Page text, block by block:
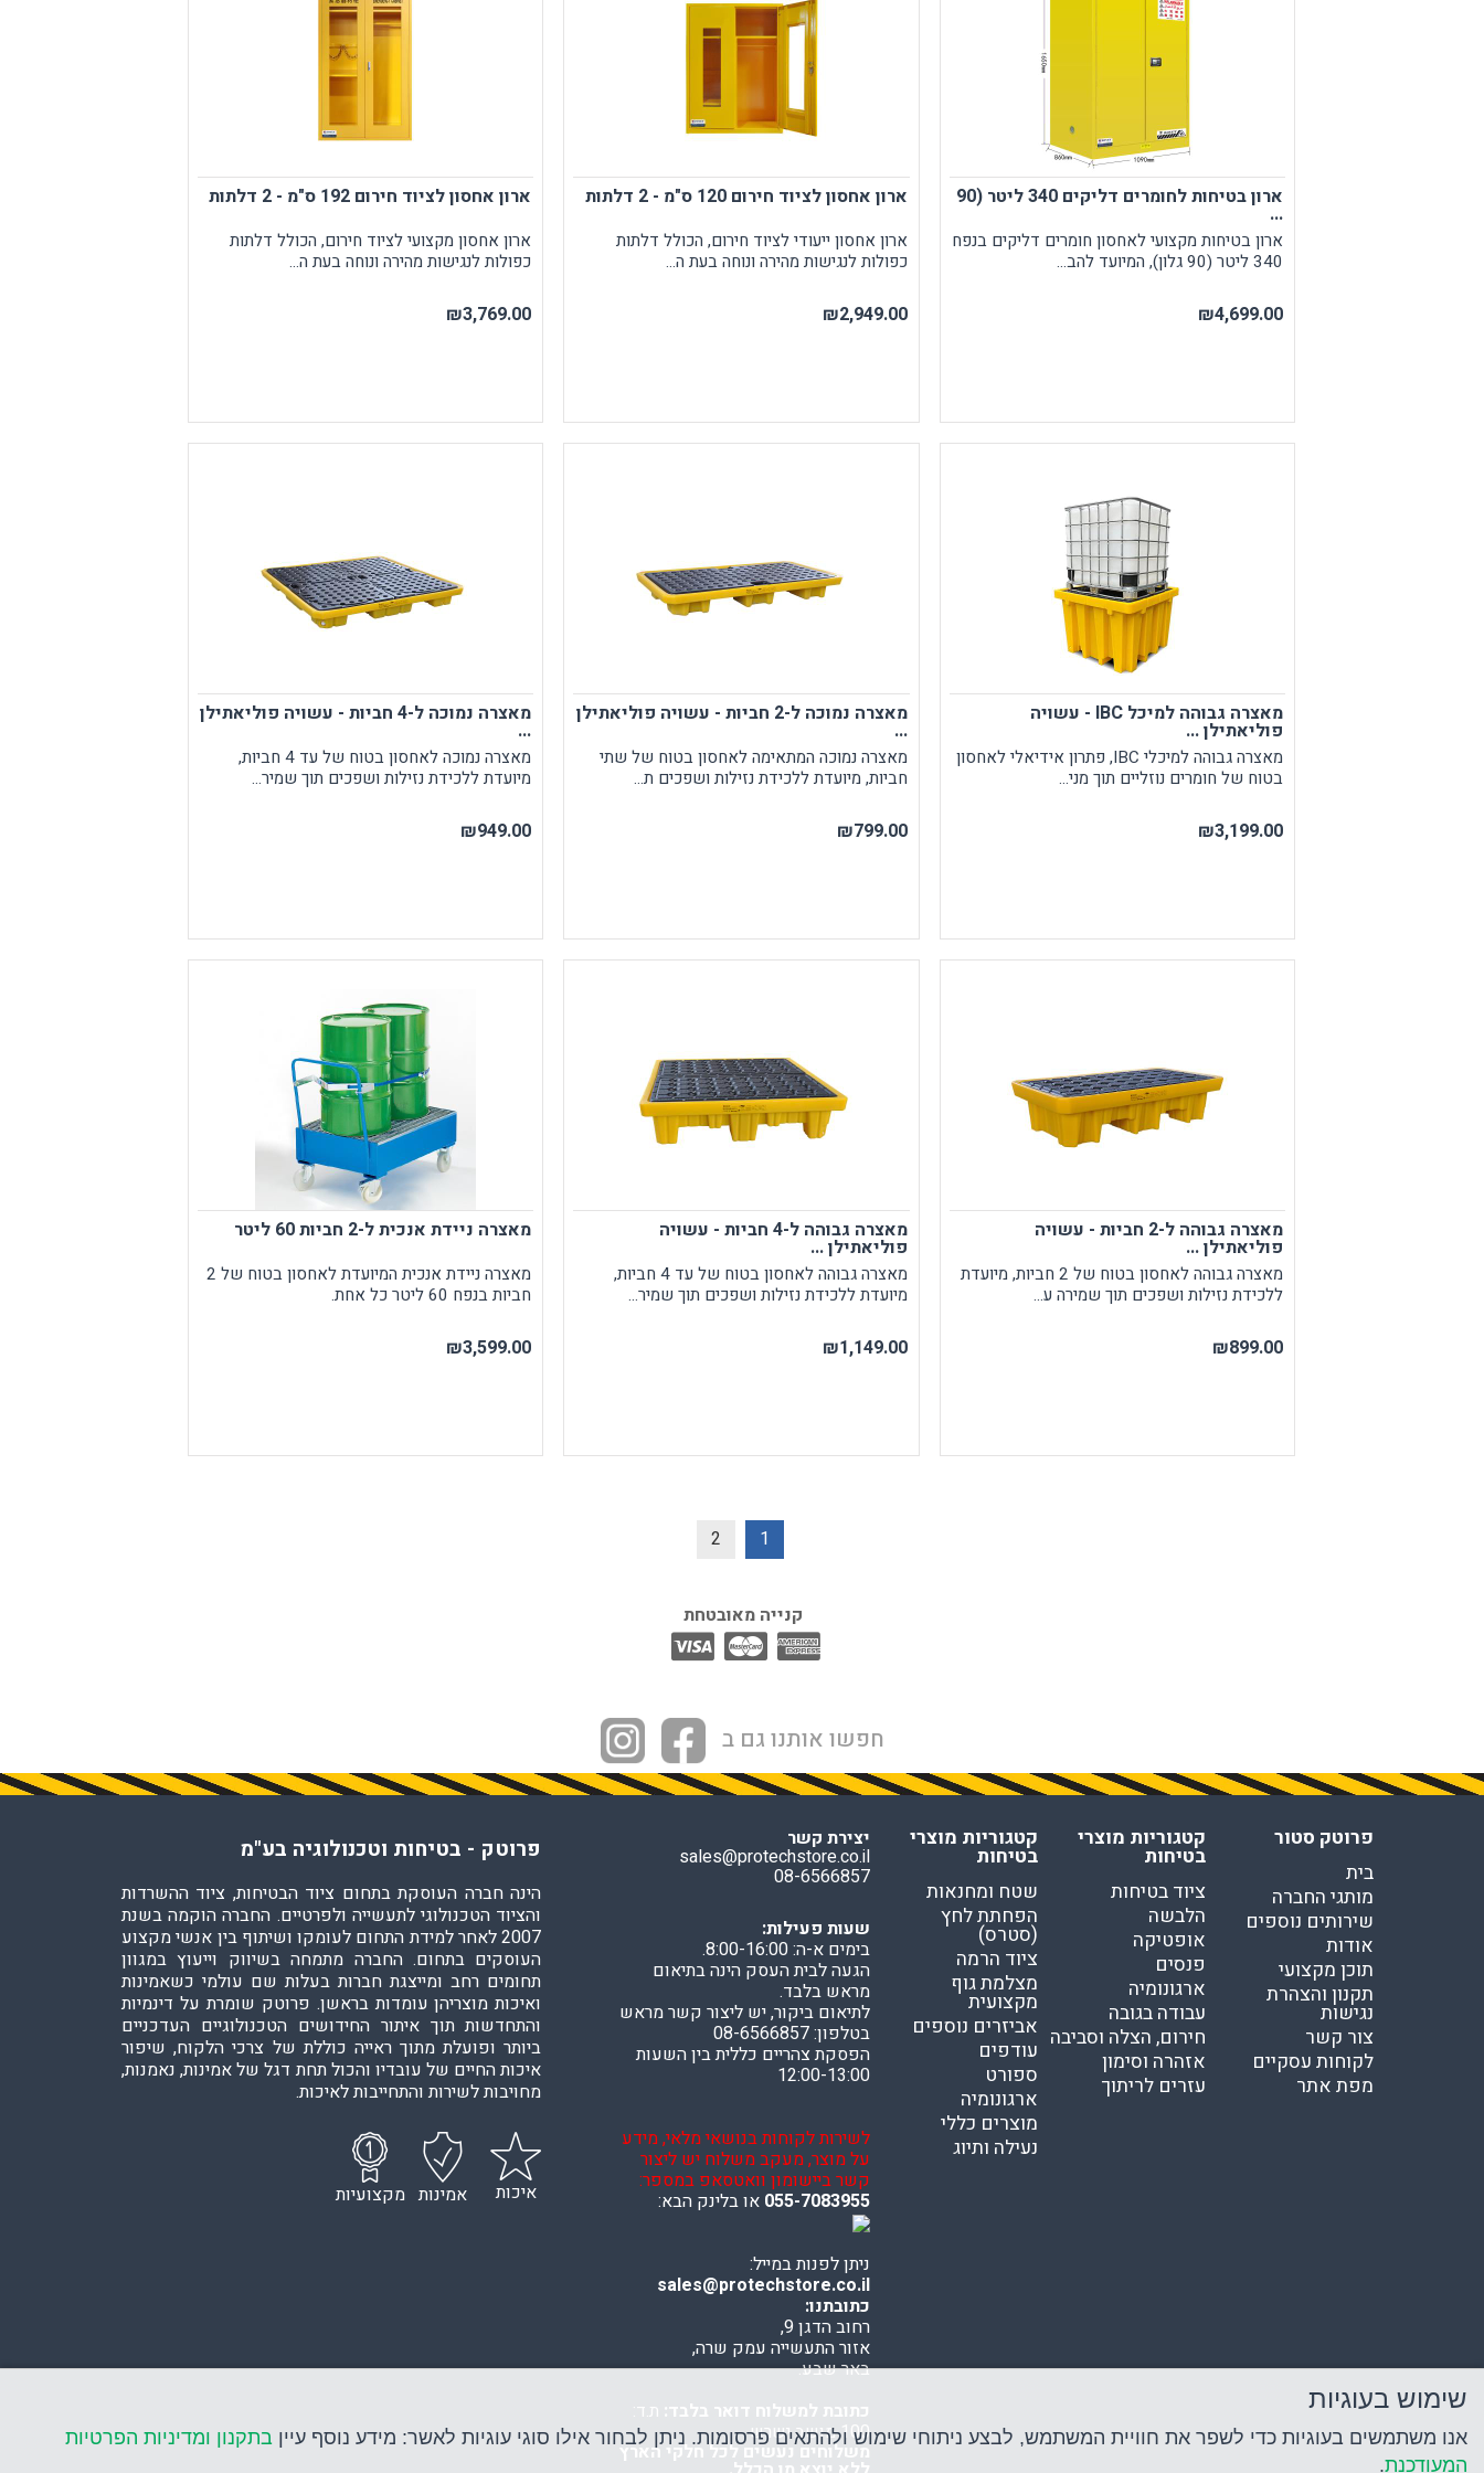
אביזרים נוספים
מחזיקי מפתחות
ספורט
RUDY PROJECT
מוצרים כללי
ארון בטיחות לחומרים דליקים 340 ליטר (90
...
ארון בטיחות מקצועי לאחסון חומרים דליקים בנפח
340 ליטר (90 גלון), המיועד להב...
₪4,699.00
ארון אחסון לציוד חירום 120 ס"מ - 2 דלתות
ארון אחסון ייעודי לציוד חירום, הכולל דלתות
כפולות לנגישות מהירה ונוחה בעת ה...
₪2,949.00
ארון אחסון לציוד חירום 192 ס"מ - 2 דלתות
ארון אחסון מקצועי לציוד חירום, הכולל דלתות
כפולות לנגישות מהירה ונוחה בעת ה...
₪3,769.00
מאצרה גבוהה למיכל IBC - עשויה
פוליאתילן ...
מאצרה גבוהה למיכלי IBC, פתרון אידיאלי לאחסון
בטוח של חומרים נוזליים תוך מני...
₪3,199.00
מאצרה נמוכה ל-2 חביות - עשויה פוליאתילן
...
מאצרה נמוכה המתאימה לאחסון בטוח של שתי
חביות, מיועדת ללכידת נזילות ושפכים ת...
₪799.00
מאצרה נמוכה ל-4 חביות - עשויה פוליאתילן
...
מאצרה נמוכה לאחסון בטוח של עד 4 חביות,
מיועדת ללכידת נזילות ושפכים תוך שמיר...
₪949.00
מאצרה גבוהה ל-2 חביות - עשויה
פוליאתילן ...
מאצרה גבוהה לאחסון בטוח של 2 חביות, מיועדת
ללכידת נזילות ושפכים תוך שמירה ע...
₪899.00
מאצרה גבוהה ל-4 חביות - עשויה
פוליאתילן ...
מאצרה גבוהה לאחסון בטוח של עד 4 חביות,
מיועדת ללכידת נזילות ושפכים תוך שמיר...
₪1,149.00
מאצרה ניידת אנכית ל-2 חביות 60 ליטר
מאצרה ניידת אנכית המיועדת לאחסון בטוח של 2
חביות בנפח 60 ליטר כל אחת.
₪3,599.00
1
2
קנייה מאובטחת
חפשו אותנו גם ב
פרוטק סטור
בית
מותגי החברה
שירותים נוספים
אודות
תוכן מקצועי
תקנון והצהרת
נגישות
צור קשר
לקוחות עסקיים
מפת אתר
קטגוריות מוצרי
בטיחות
ציוד בטיחות
הלבשה
אופטיקה
פנסים
ארגונומיה
עבודה בגובה
חירום, הצלה וסביבה
אזהרה וסימון
עזרים לריתוך
קטגוריות מוצרי
בטיחות
שטח ומחנאות
הפחתת לחץ
(סטרס)
ציוד הרמה
מצלמת גוף
מקצועית
אביזרים נוספים
עודפים
ספורט
ארגונומיה
מוצרים כללי
נעילה ותיוג
יצירת קשר
sales@protechstore.co.il
08-6566857
שעות פעילות:
בימים א-ה: 8:00-16:00.
הגעה לבית העסק הינה בתיאום
מראש בלבד.
לתיאום ביקור, יש ליצור קשר מראש
בטלפון: 08-6566857
הפסקת צהריים כללית בין השעות
12:00-13:00
לשירות לקוחות בנושאי מלאי, מידע
על מוצר, מעקב משלוח יש ליצור
קשר ביישומון וואטסאפ במספר:
055-7083955 או בלינק הבא:
ניתן לפנות במייל:
sales@protechstore.co.il
כתובתנו:
רחוב הדגן 9,
אזור התעשייה עמק שרה,
באר שבע.
כתובת למשלוח דואר בלבד: ת.ד:
100 מושב ישרש
משלוחים נעשים לכל חלקי הארץ
פרוטק - בטיחות וטכנולוגיה בע"מ
הינה חברה העוסקת בתחום ציוד הבטיחות, ציוד ההשרדות
והציוד הטכנולוגי לתעשייה ולפרטיים. החברה הוקמה בשנת
2007 לאחר למידת התחום לעומקו ושיתוף בין אנשי מקצוע
העוסקים בתחום. החברה מתמחה בשיווק וייעוץ במגוון
תחומים רחב ומייצגת חברות בעלות שם עולמי כשאמינות
ואיכות מוצריהן עומדות בראשן. פרוטק שומרת על דינמיות
והתחדשות תוך איתור החידושים הטכנולוגיים העדכניים
ביותר ופועלת מתוך ראייה כוללת של צרכי הלקוח, שיפור
איכות החיים של עובדיו והכול תחת דגל של אמינות, נאמנות,
מחויבות לשירות והתחייבות לאיכות.
איכות אמינות מקצועיות
שימוש בעוגיות
אנו משתמשים בעוגיות כדי לשפר את חוויית המשתמש, לבצע ניתוחי שימוש ולהתאים פרסומות. ניתן לבחור אילו סוגי עוגיות לאשר: מידע נוסף עיין בתקנון ומדיניות הפרטיות
המעודכנת.